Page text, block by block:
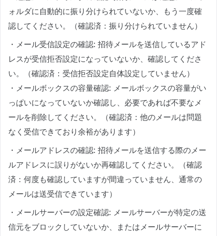
ォルダに自動的に振り分けられていないか、もう一度確
認してください。（確認済：振り分けられていません）
・メール受信設定の確認: 招待メールを送信しているアド
レスが受信拒否設定になっていないか、確認してくださ
い。（確認済：受信拒否設定自体設定していません）
・メールボックスの容量確認: メールボックスの容量がい
っぱいになっていないか確認し、必要であれば不要なメ
ールを削除してください。（確認済：他のメールは問題
なく受信できており余裕があります）
・メールアドレスの確認: 招待メールを送信する際のメー
ルアドレスに誤りがないか再確認してください。（確認
済：何度も確認していますが間違っていません、通常の
メールは送受信できています）
・メールサーバーの設定確認: メールサーバーが特定の送
信元をブロックしていないか、またはメールサーバーに